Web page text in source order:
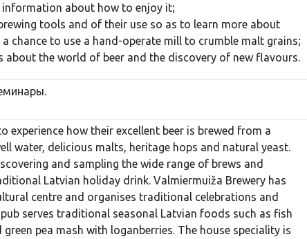
about how to enjoy it;
tools and of their use so as to learn more about
chance to use a hand-operate mill to crumble malt grains;
about the world of beer and the discovery of new flavours.
experience how their excellent beer is brewed from a
water, delicious malts, heritage hops and natural yeast.
and sampling the wide range of brews and
Latvian holiday drink. Valmiermuiža Brewery has
centre and organises traditional celebrations and
serves traditional seasonal Latvian foods such as fish
pea mash with loganberries. The house speciality is